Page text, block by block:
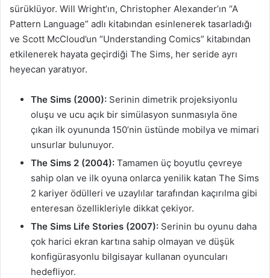
sürüklüyor. Will Wright’ın, Christopher Alexander’ın “A
Pattern Language” adlı kitabından esinlenerek tasarladığı
ve Scott McCloud’un “Understanding Comics” kitabından
etkilenerek hayata geçirdiği The Sims, her seride ayrı
heyecan yaratıyor.
The Sims (2000): Serinin dimetrik projeksiyonlu
oluşu ve ucu açık bir simülasyon sunmasıyla öne
çıkan ilk oyununda 150’nin üstünde mobilya ve mimari
unsurlar bulunuyor.
The Sims 2 (2004): Tamamen üç boyutlu çevreye
sahip olan ve ilk oyuna onlarca yenilik katan The Sims
2 kariyer ödülleri ve uzaylılar tarafından kaçırılma gibi
enteresan özellikleriyle dikkat çekiyor.
The Sims Life Stories (2007): Serinin bu oyunu daha
çok harici ekran kartına sahip olmayan ve düşük
konfigürasyonlu bilgisayar kullanan oyuncuları
hedefliyor.